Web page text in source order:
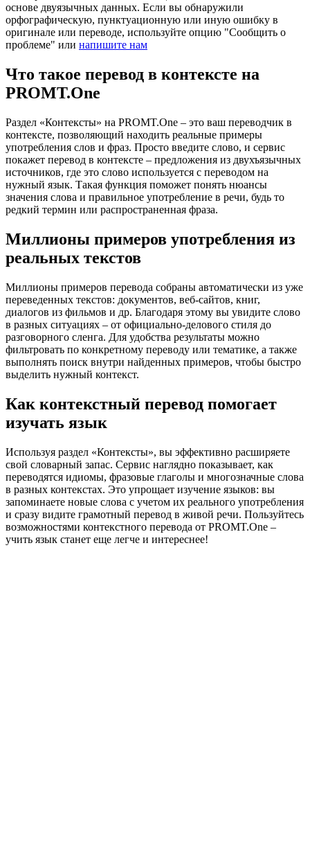
основе двуязычных данных. Если вы обнаружили
орфографическую, пунктуационную или иную ошибку в
оригинале или переводе, используйте опцию "Сообщить о
проблеме" или напишите нам
Что такое перевод в контексте на
PROMT.One
Раздел «Контексты» на PROMT.One – это ваш переводчик в
контексте, позволяющий находить реальные примеры
употребления слов и фраз. Просто введите слово, и сервис
покажет перевод в контексте – предложения из двухъязычных
источников, где это слово используется с переводом на
нужный язык. Такая функция поможет понять нюансы
значения слова и правильное употребление в речи, будь то
редкий термин или распространенная фраза.
Миллионы примеров употребления из
реальных текстов
Миллионы примеров перевода собраны автоматически из уже
переведенных текстов: документов, веб-сайтов, книг,
диалогов из фильмов и др. Благодаря этому вы увидите слово
в разных ситуациях – от официально-делового стиля до
разговорного сленга. Для удобства результаты можно
фильтровать по конкретному переводу или тематике, а также
выполнять поиск внутри найденных примеров, чтобы быстро
выделить нужный контекст.
Как контекстный перевод помогает
изучать язык
Используя раздел «Контексты», вы эффективно расширяете
свой словарный запас. Сервис наглядно показывает, как
переводятся идиомы, фразовые глаголы и многозначные слова
в разных контекстах. Это упрощает изучение языков: вы
запоминаете новые слова с учетом их реального употребления
и сразу видите грамотный перевод в живой речи. Пользуйтесь
возможностями контекстного перевода от PROMT.One –
учить язык станет еще легче и интереснее!